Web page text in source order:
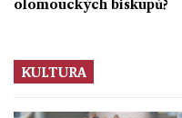
olomouckých biskupů?
KULTURA